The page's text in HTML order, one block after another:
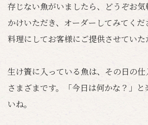
存じない魚がいましたら、どうぞお
かけいただき、オーダーしてみてく
料理にしてお客様にご提供させていた
生け簀に入っている魚は、その日の
さまざまです。「今日は何かな？」
いね。